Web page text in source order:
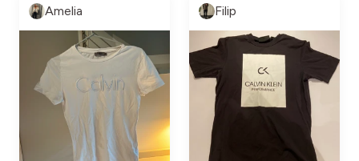
Amelia Filip